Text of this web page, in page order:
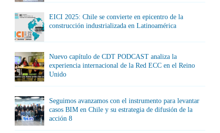
EICI 2025: Chile se convierte en epicentro de la
construcción industrializada en Latinoamérica
Nuevo capítulo de CDT PODCAST analiza la
experiencia internacional de la Red ECC en el Reino
Unido
Seguimos avanzamos con el instrumento para levantar
casos BIM en Chile y su estrategia de difusión de la
acción 8